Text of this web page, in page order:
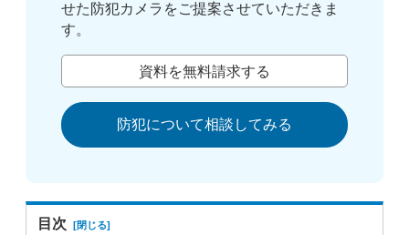
せた防犯カメラをご提案させていただきま
す。
資料を無料請求する
防犯について相談してみる
目次